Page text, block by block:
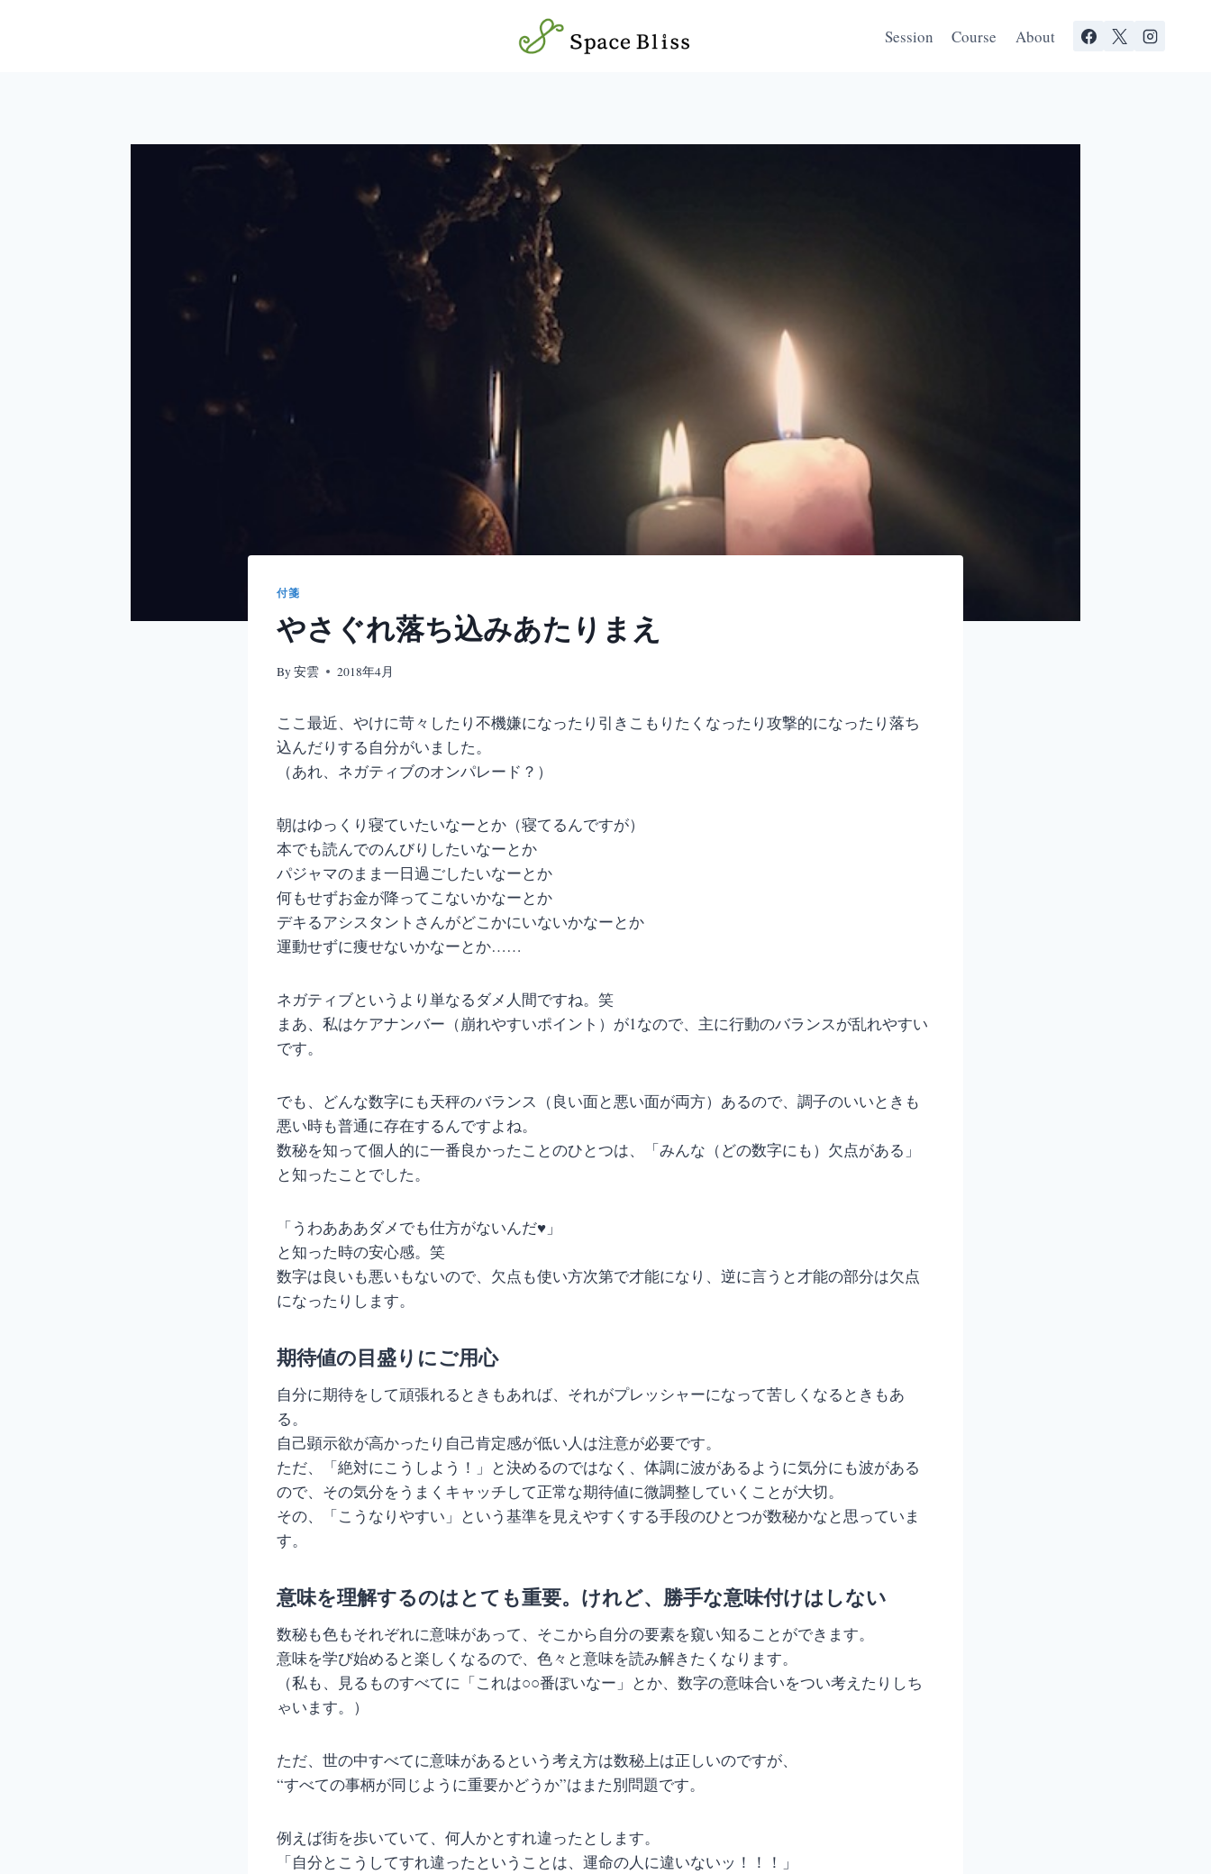
Session Course About
付箋
やさぐれ落ち込みあたりまえ
By安雲 2018年4月
ここ最近、やけに苛々したり不機嫌になったり引きこもりたくなったり攻撃的になったり落ち
込んだりする自分がいました。
（あれ、ネガティブのオンパレード？）
朝はゆっくり寝ていたいなーとか（寝てるんですが）
本でも読んでのんびりしたいなーとか
パジャマのまま一日過ごしたいなーとか
何もせずお金が降ってこないかなーとか
デキるアシスタントさんがどこかにいないかなーとか
運動せずに痩せないかなーとか……
ネガティブというより単なるダメ人間ですね。笑
まあ、私はケアナンバー（崩れやすいポイント）が1なので、主に行動のバランスが乱れやすい
です。
でも、どんな数字にも天秤のバランス（良い面と悪い面が両方）あるので、調子のいいときも
悪い時も普通に存在するんですよね。
数秘を知って個人的に一番良かったことのひとつは、「みんな（どの数字にも）欠点がある」
と知ったことでした。
「うわあああダメでも仕方がないんだ♥️」
と知った時の安心感。笑
数字は良いも悪いもないので、欠点も使い方次第で才能になり、逆に言うと才能の部分は欠点
になったりします。
期待値の目盛りにご用心
自分に期待をして頑張れるときもあれば、それがプレッシャーになって苦しくなるときもあ
る。
自己顕示欲が高かったり自己肯定感が低い人は注意が必要です。
ただ、「絶対にこうしよう！」と決めるのではなく、体調に波があるように気分にも波がある
ので、その気分をうまくキャッチして正常な期待値に微調整していくことが大切。
その、「こうなりやすい」という基準を見えやすくする手段のひとつが数秘かなと思っていま
す。
意味を理解するのはとても重要。けれど、勝手な意味付けはしない
数秘も色もそれぞれに意味があって、そこから自分の要素を窺い知ることができます。
意味を学び始めると楽しくなるので、色々と意味を読み解きたくなります。
（私も、見るものすべてに「これは○○番ぽいなー」とか、数字の意味合いをつい考えたりしち
ゃいます。）
ただ、世の中すべてに意味があるという考え方は数秘上は正しいのですが、
“すべての事柄が同じように重要かどうか”はまた別問題です。
例えば街を歩いていて、何人かとすれ違ったとします。
「自分とこうしてすれ違ったということは、運命の人に違いないッ！！！」